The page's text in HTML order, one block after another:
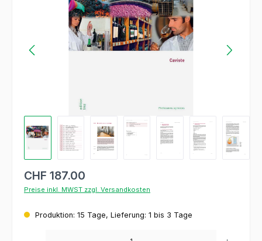
CHF 187.00
Preise inkl. MWST zzgl. Versandkosten
Produktion: 15 Tage, Lieferung: 1 bis 3 Tage